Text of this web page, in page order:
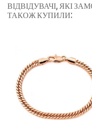
ВІДВІДУВАЧІ, ЯКІ
ТАКОЖ КУПИЛИ: